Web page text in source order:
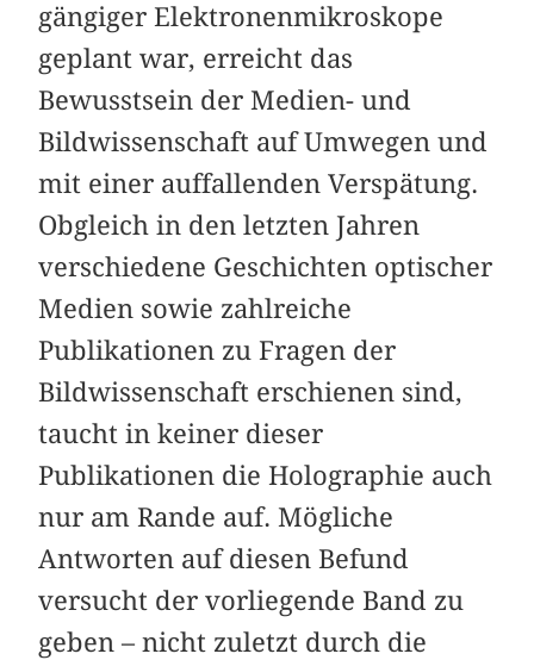
gängiger Elektronenmikroskope
geplant war, erreicht das
Bewusstsein der Medien- und
Bildwissenschaft auf Umwegen und
mit einer auffallenden Verspätung.
Obgleich in den letzten Jahren
verschiedene Geschichten optischer
Medien sowie zahlreiche
Publikationen zu Fragen der
Bildwissenschaft erschienen sind,
taucht in keiner dieser
Publikationen die Holographie auch
nur am Rande auf. Mögliche
Antworten auf diesen Befund
versucht der vorliegende Band zu
geben – nicht zuletzt durch die